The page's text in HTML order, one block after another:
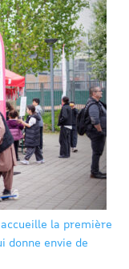
la première
donne envie de